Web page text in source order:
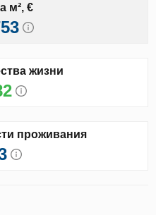
м², €
жизни
проживания